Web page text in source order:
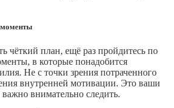
чёткий план, ещё раз пройдитесь по
в которые понадобится
Не с точки зрения потраченного
внутренней мотивации. Это ваши
внимательно следить.